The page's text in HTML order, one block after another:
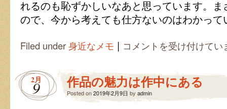
れるのも恥ずかしいなあと思っています。
ので、今から考えても仕方ないのはわかっ
Filed under身近なメモ |
見
ら
く
な
い
コメントを受け付けてい
2月
9 作品の魅力は作中にある
Posted on2019年2月9日 by admin